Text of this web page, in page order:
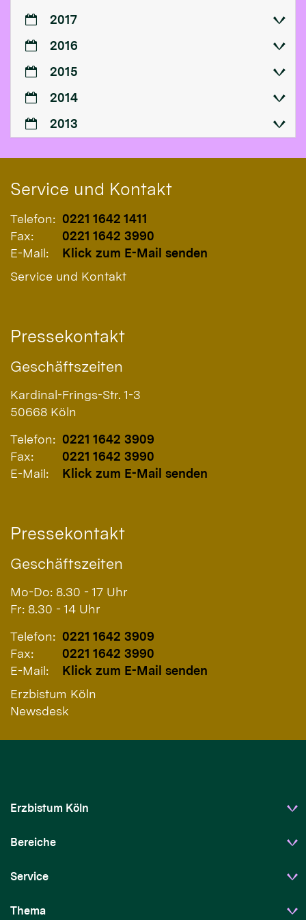
2017
2016
2015
2014
2013
Service und Kontakt
Telefon: 0221 1642 1411
Fax:
0221 1642 3990
E-Mail:
Klick zum E-Mail senden
Service und Kontakt
Pressekontakt
Geschäftszeiten
Kardinal-Frings-Str. 1-3
50668 Köln
Telefon: 0221 1642 3909
Fax:
0221 1642 3990
E-Mail:
Klick zum E-Mail senden
Pressekontakt
Geschäftszeiten
Mo-Do: 8.30 - 17 Uhr
Fr: 8.30 - 14 Uhr
Telefon: 0221 1642 3909
Fax:
0221 1642 3990
E-Mail:
Klick zum E-Mail senden
Erzbistum Köln
Newsdesk
Erzbistum Köln
Bereiche
Service
Thema